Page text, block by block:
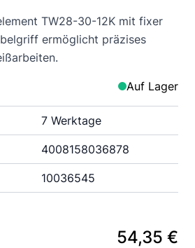
TW28-30-12K mit fixer
ermöglicht präzises
Auf Lager
7 Werktage
4008158036878
10036545
54,35 €